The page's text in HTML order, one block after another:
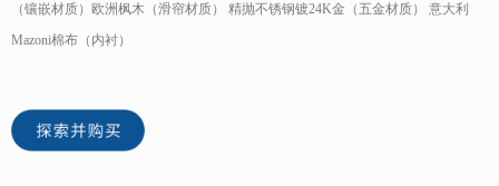
（镶嵌材质）欧洲枫木（滑帘材质） 精抛不锈钢镀24K金（五金材质） 意大利
Mazoni棉布（内衬）